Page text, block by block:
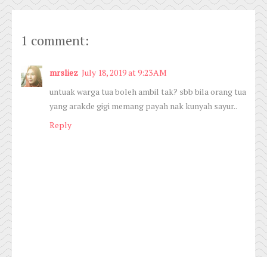
1 comment:
mrsliez July 18, 2019 at 9:23 AM
untuak warga tua boleh ambil tak? sbb bila orang tua
yang arakde gigi memang payah nak kunyah sayur..
Reply